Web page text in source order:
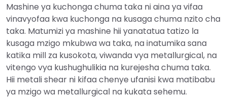
Mashine ya kuchonga chuma taka ni aina ya vifaa
vinavyofaa kwa kuchonga na kusaga chuma nzito cha
taka. Matumizi ya mashine hii yanatatua tatizo la
kusaga mzigo mkubwa wa taka, na inatumika sana
katika mill za kusokota, viwanda vya metallurgical, na
vitengo vya kushughulikia na kurejesha chuma taka.
Hii metali shear ni kifaa chenye ufanisi kwa matibabu
ya mzigo wa metallurgical na kukata sehemu.